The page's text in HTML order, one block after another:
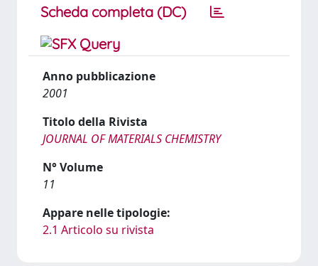
Scheda completa (DC)
Anno pubblicazione
2001
Titolo della Rivista
JOURNAL OF MATERIALS CHEMISTRY
N° Volume
11
Appare nelle tipologie:
2.1 Articolo su rivista